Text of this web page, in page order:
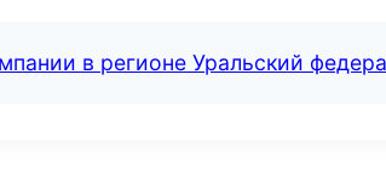
в регионе Уральский